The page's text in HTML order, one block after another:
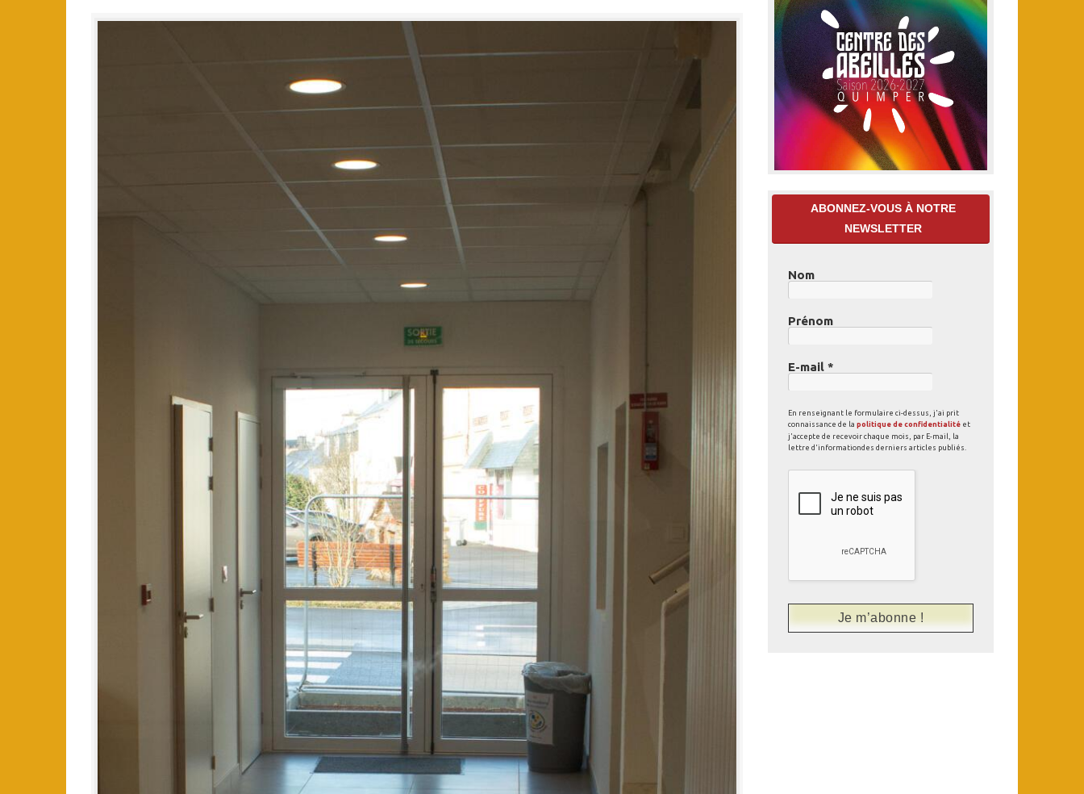
ABONNEZ-VOUS À NOTRE
NEWSLETTER
Nom
Prénom
E-mail *
En renseignant le formulaire ci-dessus, j'ai prit
connaissance de la politique de confidentialité et
j'accepte de recevoir chaque mois, par E-mail, la
lettre d'informationdes derniers articles publiés.